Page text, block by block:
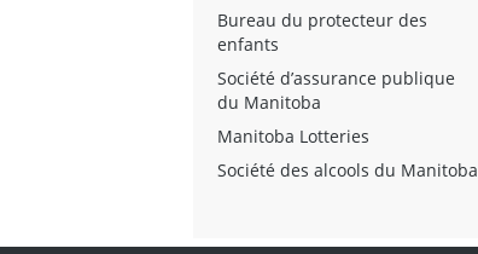
Bureau du protecteur des
enfants
Société d’assurance publique
du Manitoba
Manitoba Lotteries
Société des alcools du Manitoba